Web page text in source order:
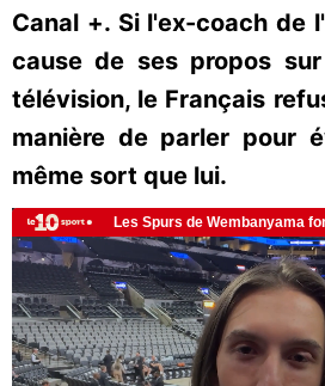
Canal +. Si l'ex-coach de
cause de ses propos
télévision, le Français
manière de parler pour
même sort que lui.